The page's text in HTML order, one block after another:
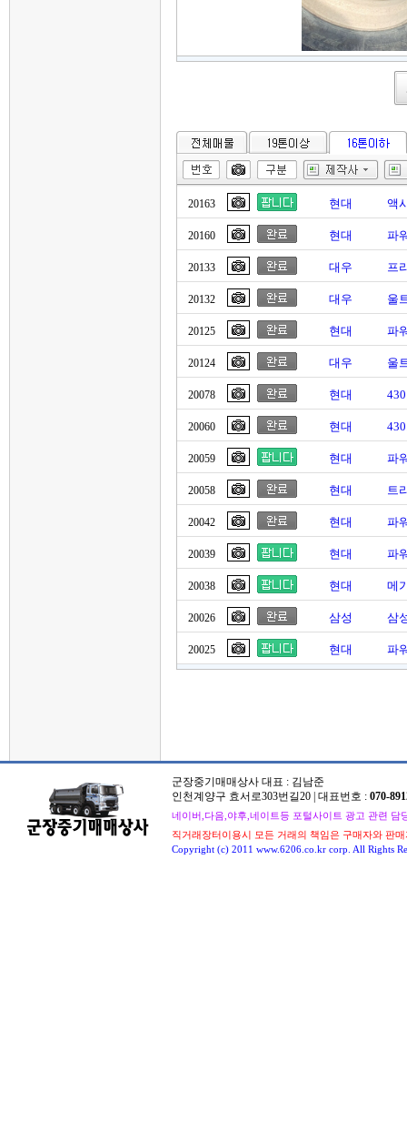
20163 현대 액
20160 현대 파
20133 대우 프
20132 대우 울
20125 현대 파
20124 대우 울
20078 현대
20060 현대
20059 현대 파
20058 현대 트
20042 현대 파
20039 현대 파
20038 현대 메
20026 삼성 삼
20025 현대 파
군장중기매매상사 대표 : 김남준
인천계양구 효서로303번길20 | 대표번호 : 070-
네이버,다음,야후,네이트등 포털사이트 광고 관련 담
직거래장터이용시 모든 거래의 책임은 구매자와 판
Copyright (c) 2011 www.6206.co.kr corp. All Rights